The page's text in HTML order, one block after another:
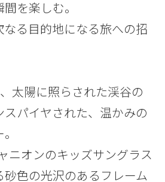
を楽しむ。
なる目的地になる旅への招
太陽に照らされた渓谷の
パイヤされた、温かみの
ニオンのキッズサングラス
砂色の光沢のあるフレーム